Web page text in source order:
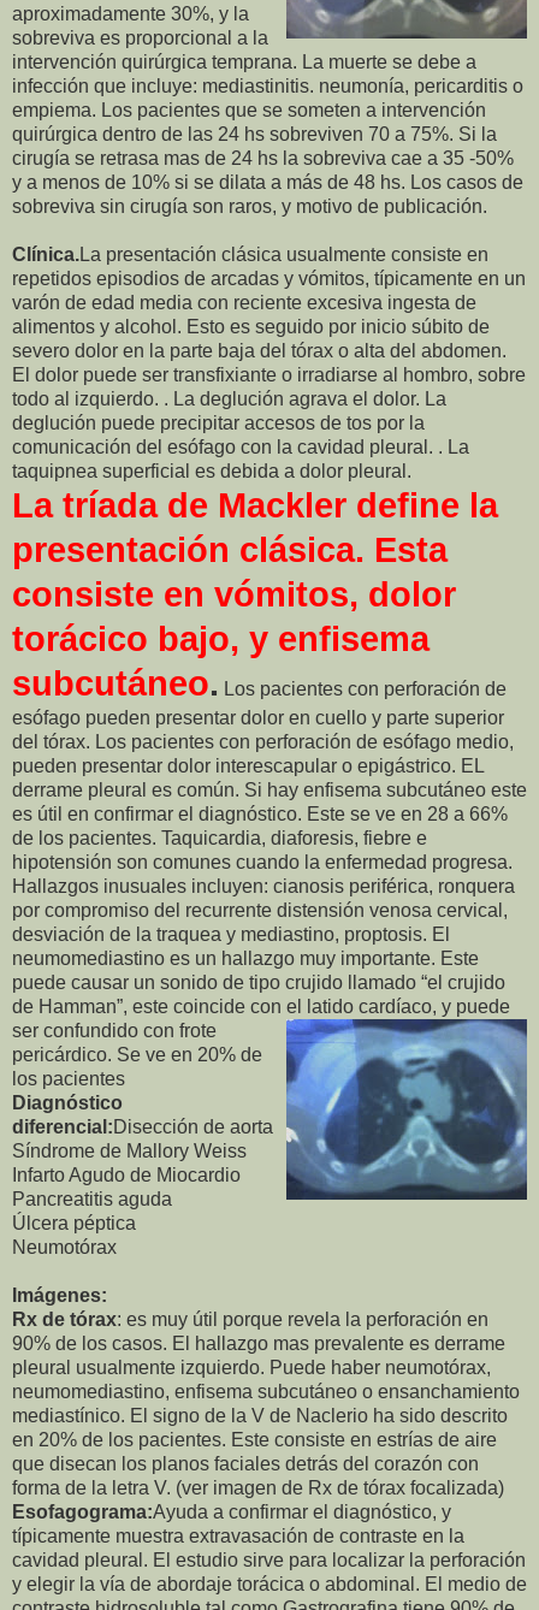
aproximadamente 30%, y la
sobreviva es proporcional a la
intervención quirúrgica temprana. La muerte se debe a
infección que incluye: mediastinitis. neumonía, pericarditis o
empiema. Los pacientes que se someten a intervención
quirúrgica dentro de las 24 hs sobreviven 70 a 75%. Si la
cirugía se retrasa mas de 24 hs la sobreviva cae a 35 -50%
y a menos de 10% si se dilata a más de 48 hs. Los casos de
sobreviva sin cirugía son raros, y motivo de publicación.
Clínica.La presentación clásica usualmente consiste en
repetidos episodios de arcadas y vómitos, típicamente en un
varón de edad media con reciente excesiva ingesta de
alimentos y alcohol. Esto es seguido por inicio súbito de
severo dolor en la parte baja del tórax o alta del abdomen.
El dolor puede ser transfixiante o irradiarse al hombro, sobre
todo al izquierdo. . La deglución agrava el dolor. La
deglución puede precipitar accesos de tos por la
comunicación del esófago con la cavidad pleural. . La
taquipnea superficial es debida a dolor pleural.
La tríada de Mackler define la
presentación clásica. Esta
consiste en vómitos, dolor
torácico bajo, y enfisema
subcutáneo. Los pacientes con perforación de
esófago pueden presentar dolor en cuello y parte superior
del tórax. Los pacientes con perforación de esófago medio,
pueden presentar dolor interescapular o epigástrico. EL
derrame pleural es común. Si hay enfisema subcutáneo este
es útil en confirmar el diagnóstico. Este se ve en 28 a 66%
de los pacientes. Taquicardia, diaforesis, fiebre e
hipotensión son comunes cuando la enfermedad progresa.
Hallazgos inusuales incluyen: cianosis periférica, ronquera
por compromiso del recurrente distensión venosa cervical,
desviación de la traquea y mediastino, proptosis. El
neumomediastino es un hallazgo muy importante. Este
puede causar un sonido de tipo crujido llamado “el crujido
de Hamman”, este coincide con el latido cardíaco, y puede
ser confundido con frote
pericárdico. Se ve en 20% de
los pacientes
Diagnóstico
diferencial:Disección de aorta
Síndrome de Mallory Weiss
Infarto Agudo de Miocardio
Pancreatitis aguda
Úlcera péptica
Neumotórax
Imágenes:
Rx de tórax: es muy útil porque revela la perforación en
90% de los casos. El hallazgo mas prevalente es derrame
pleural usualmente izquierdo. Puede haber neumotórax,
neumomediastino, enfisema subcutáneo o ensanchamiento
mediastínico. El signo de la V de Naclerio ha sido descrito
en 20% de los pacientes. Este consiste en estrías de aire
que disecan los planos faciales detrás del corazón con
forma de la letra V. (ver imagen de Rx de tórax focalizada)
Esofagograma:Ayuda a confirmar el diagnóstico, y
típicamente muestra extravasación de contraste en la
cavidad pleural. El estudio sirve para localizar la perforación
y elegir la vía de abordaje torácica o abdominal. El medio de